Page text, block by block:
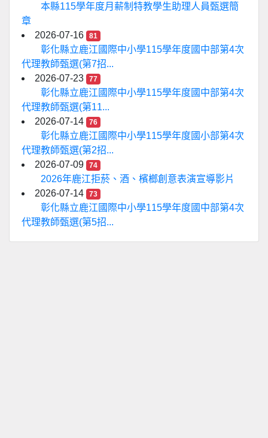
本縣115學年度月薪制特教學生助理人員甄選簡
章
2026-07-16
81
彰化縣立鹿江國際中小學115學年度國中部第4次
代理教師甄選(第7招...
2026-07-23
77
彰化縣立鹿江國際中小學115學年度國中部第4次
代理教師甄選(第11...
2026-07-14
76
彰化縣立鹿江國際中小學115學年度國小部第4次
代理教師甄選(第2招...
2026-07-09
74
2026年鹿江拒菸、酒、檳榔創意表演宣導影片
2026-07-14
73
彰化縣立鹿江國際中小學115學年度國中部第4次
代理教師甄選(第5招...